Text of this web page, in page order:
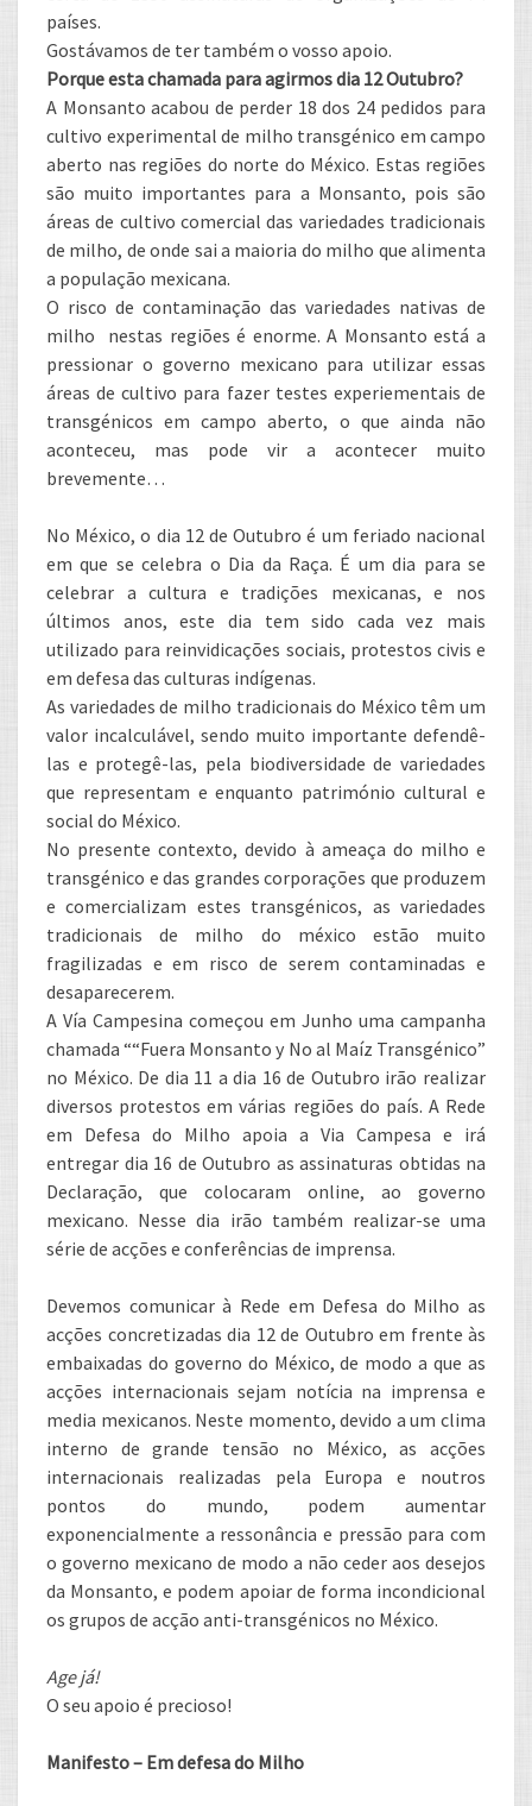
países.
Gostávamos de ter também o vosso apoio.
Porque esta chamada para agirmos dia 12 Outubro?
A Monsanto acabou de perder 18 dos 24 pedidos para
cultivo experimental de milho transgénico em campo
aberto nas regiões do norte do México. Estas regiões
são muito importantes para a Monsanto, pois são
áreas de cultivo comercial das variedades tradicionais
de milho, de onde sai a maioria do milho que alimenta
a população mexicana.
O risco de contaminação das variedades nativas de
milho nestas regiões é enorme. A Monsanto está a
pressionar o governo mexicano para utilizar essas
áreas de cultivo para fazer testes experiementais de
transgénicos em campo aberto, o que ainda não
aconteceu, mas pode vir a acontecer muito
brevemente…
No México, o dia 12 de Outubro é um feriado nacional
em que se celebra o Dia da Raça. É um dia para se
celebrar a cultura e tradições mexicanas, e nos
últimos anos, este dia tem sido cada vez mais
utilizado para reinvidicações sociais, protestos civis e
em defesa das culturas indígenas.
As variedades de milho tradicionais do México têm um
valor incalculável, sendo muito importante defendê-
las e protegê-las, pela biodiversidade de variedades
que representam e enquanto património cultural e
social do México.
No presente contexto, devido à ameaça do milho e
transgénico e das grandes corporações que produzem
e comercializam estes transgénicos, as variedades
tradicionais de milho do méxico estão muito
fragilizadas e em risco de serem contaminadas e
desaparecerem.
A Vía Campesina começou em Junho uma campanha
chamada ““Fuera Monsanto y No al Maíz Transgénico”
no México. De dia 11 a dia 16 de Outubro irão realizar
diversos protestos em várias regiões do país. A Rede
em Defesa do Milho apoia a Via Campesa e irá
entregar dia 16 de Outubro as assinaturas obtidas na
Declaração, que colocaram online, ao governo
mexicano. Nesse dia irão também realizar-se uma
série de acções e conferências de imprensa.
Devemos comunicar à Rede em Defesa do Milho as
acções concretizadas dia 12 de Outubro em frente às
embaixadas do governo do México, de modo a que as
acções internacionais sejam notícia na imprensa e
media mexicanos. Neste momento, devido a um clima
interno de grande tensão no México, as acções
internacionais realizadas pela Europa e noutros
pontos do mundo, podem aumentar
exponencialmente a ressonância e pressão para com
o governo mexicano de modo a não ceder aos desejos
da Monsanto, e podem apoiar de forma incondicional
os grupos de acção anti-transgénicos no México.
Age já!
O seu apoio é precioso!
Manifesto – Em defesa do Milho